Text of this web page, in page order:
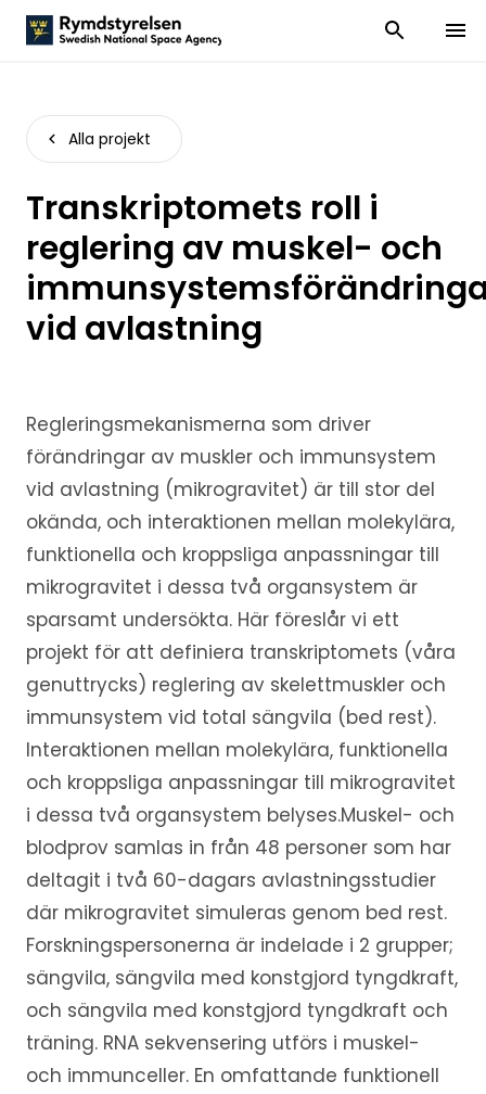
Visa och dölj
Visa
Alla projekt
Transkriptomets roll i
reglering av muskel- och
vid avlastning
Regleringsmekanismerna som driver
förändringar av muskler och immunsystem
vid avlastning (mikrogravitet) är till stor del
okända, och interaktionen mellan molekylära,
funktionella och kroppsliga anpassningar till
mikrogravitet i dessa två organsystem är
sparsamt undersökta. Här föreslår vi ett
projekt för att definiera transkriptomets (våra
genuttrycks) reglering av skelettmuskler och
immunsystem vid total sängvila (bed rest).
Interaktionen mellan molekylära, funktionella
och kroppsliga anpassningar till mikrogravitet
i dessa två organsystem belyses.Muskel- och
blodprov samlas in från 48 personer som har
deltagit i två 60-dagars avlastningsstudier
där mikrogravitet simuleras genom bed rest.
Forskningspersonerna är indelade i 2 grupper;
sängvila, sängvila med konstgjord tyngdkraft,
och sängvila med konstgjord tyngdkraft och
träning. RNA sekvensering utförs i muskel-
och immunceller. En omfattande funktionell